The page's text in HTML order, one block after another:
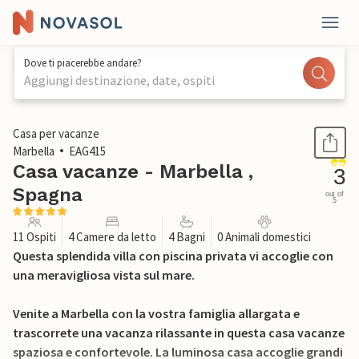
Dove ti piacerebbe andare?
Aggiungi destinazione, date, ospiti
1 / 25
Casa per vacanze
Marbella
EAG415
Casa vacanze - Marbella ,
Spagna
3
out of
5
11 Ospiti 4 Camere da letto 4 Bagni 0 Animali domestici
Questa splendida villa con piscina privata vi accoglie con
una meravigliosa vista sul mare.
Venite a Marbella con la vostra famiglia allargata e
trascorrete una vacanza rilassante in questa casa vacanze
spaziosa e confortevole. La luminosa casa accoglie grandi